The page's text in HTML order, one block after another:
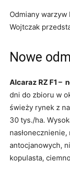
Odmiany warzyw
Wojtczak
Nowe
Alcaraz RZ F1 –
dni do zbioru w
świeży rynek z
30 tys./ha.
antocjanowych,
kopulasta,